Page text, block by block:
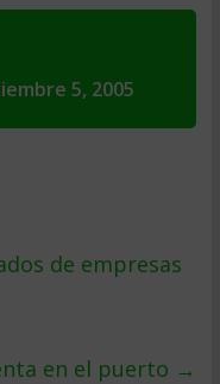
5, 2005
de empresas
en el puerto →